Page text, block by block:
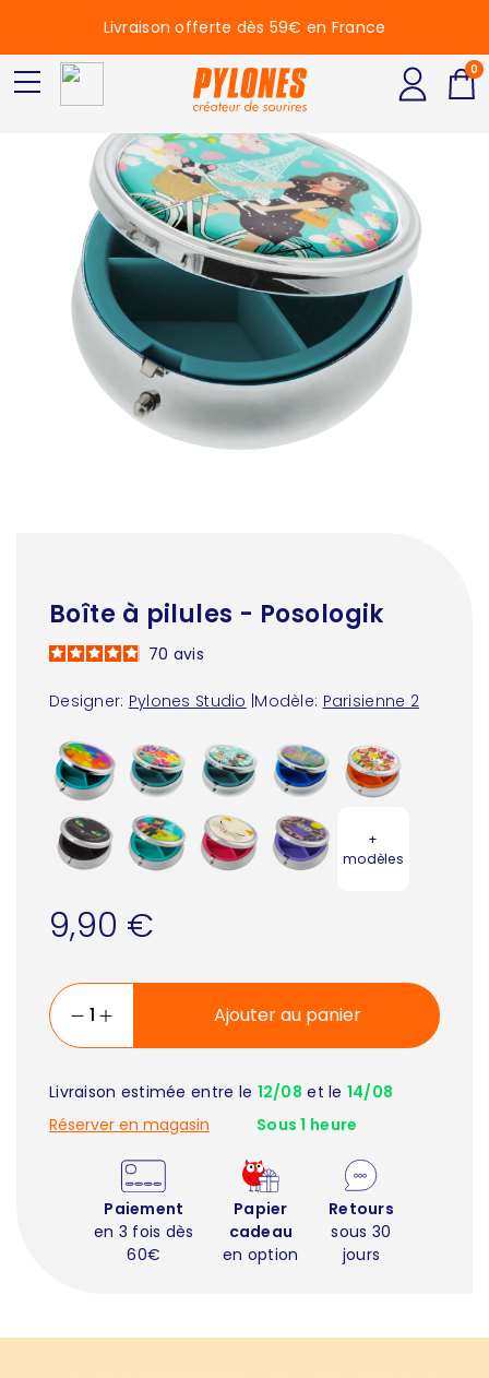
Boîte à pilules - Posologik
Designer: Pylones Studio Modèle: Parisienne 2
70 avis
+
modèles
9,90 €
Ajouter au panier
Livraison estimée entre le 12/08 et le 14/08
Réserver en magasin
Sous 1 heure
Paiement
en 3 fois dès
60€
Papier
cadeau
en option
Retours
sous 30
jours
Livraison offerte dès 59€ en France
0